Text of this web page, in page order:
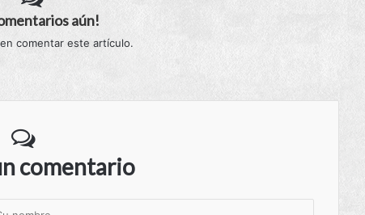
aún!
comentar este artículo.
comentario